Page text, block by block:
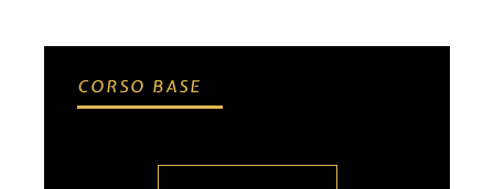
CORSO BASE